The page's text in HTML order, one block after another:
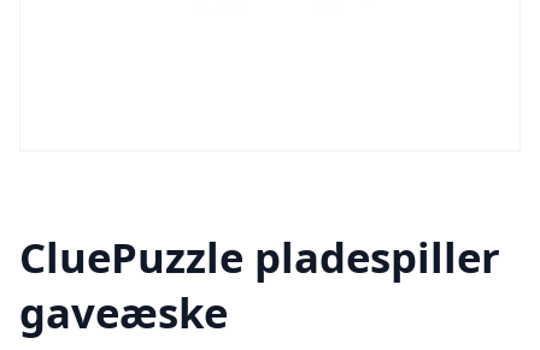
CluePuzzle pladespiller
gaveæske